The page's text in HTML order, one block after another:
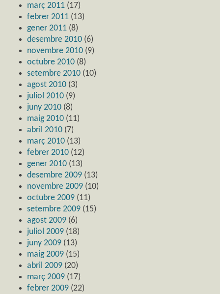
març 2011 (17)
febrer 2011 (13)
gener 2011 (8)
desembre 2010 (6)
novembre 2010 (9)
octubre 2010 (8)
setembre 2010 (10)
agost 2010 (3)
juliol 2010 (9)
juny 2010 (8)
maig 2010 (11)
abril 2010 (7)
març 2010 (13)
febrer 2010 (12)
gener 2010 (13)
desembre 2009 (13)
novembre 2009 (10)
octubre 2009 (11)
setembre 2009 (15)
agost 2009 (6)
juliol 2009 (18)
juny 2009 (13)
maig 2009 (15)
abril 2009 (20)
març 2009 (17)
febrer 2009 (22)